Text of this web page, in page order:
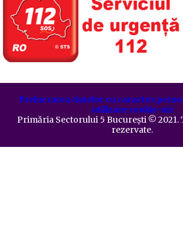
Prelucrarea datelor cu caracter
utilizare cookie-uri
Primăria Sectorului 5 București ©️
rezervate.